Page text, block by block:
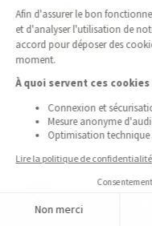
Napoléon 20F
Marianne Coq - Liberté
Coffre :
Etat :
SUP
Métaux